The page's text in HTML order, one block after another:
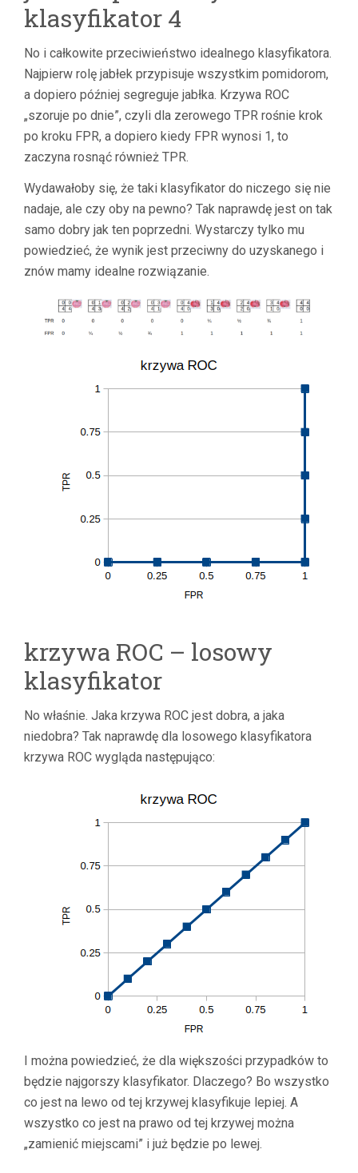
klasyfikator 4
No i całkowite przeciwieństwo idealnego klasyfikatora.
Najpierw rolę jabłek przypisuje wszystkim pomidorom,
a dopiero później segreguje jabłka. Krzywa ROC
„szoruje po dnie”, czyli dla zerowego TPR rośnie krok
po kroku FPR, a dopiero kiedy FPR wynosi 1, to
zaczyna rosnąć również TPR.
Wydawałoby się, że taki klasyfikator do niczego się nie
nadaje, ale czy oby na pewno? Tak naprawdę jest on tak
samo dobry jak ten poprzedni. Wystarczy tylko mu
powiedzieć, że wynik jest przeciwny do uzyskanego i
znów mamy idealne rozwiązanie.
krzywa ROC – losowy
klasyfikator
No właśnie. Jaka krzywa ROC jest dobra, a jaka
niedobra? Tak naprawdę dla losowego klasyfikatora
krzywa ROC wygląda następująco:
I można powiedzieć, że dla większości przypadków to
będzie najgorszy klasyfikator. Dlaczego? Bo wszystko
co jest na lewo od tej krzywej klasyfikuje lepiej. A
wszystko co jest na prawo od tej krzywej można
„zamienić miejscami” i już będzie po lewej.